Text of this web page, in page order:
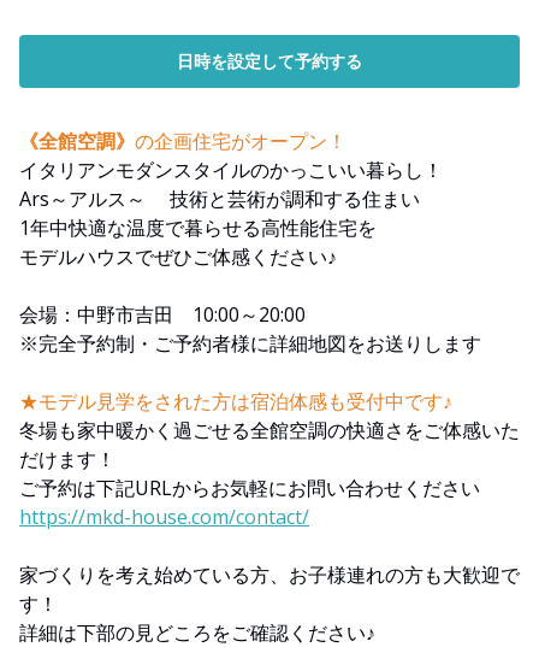
日時を設定して予約する
《全館空調》 の企画住宅がオープン！
イタリアンモダンスタイルのかっこいい暮らし！
Ars～アルス～ 技術と芸術が調和する住まい
1年中快適な温度で暮らせる高性能住宅を
モデルハウスでぜひご体感ください♪
会場：中野市吉田 10:00～20:00
※完全予約制・ご予約者様に詳細地図をお送りします
★モデル見学をされた方は宿泊体感も受付中です♪
冬場も家中暖かく過ごせる全館空調の快適さをご体感いた
だけます！
ご予約は下記URLからお気軽にお問い合わせください
https://mkd-house.com/contact/
家づくりを考え始めている方、お子様連れの方も大歓迎で
す！
詳細は下部の見どころをご確認ください♪